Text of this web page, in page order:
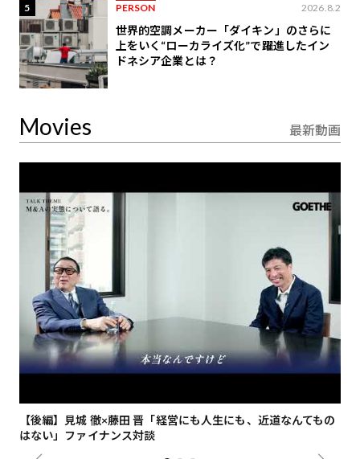
5 PERSON 2026.8.2
世界的空調メーカー「ダイキン」のさらに
上をいく“ローカライズ化”で躍進したイン
ドネシア企業とは？
Movies 最新動画
【後編】見城 徹×藤田 晋「経営にも人生にも、近道なんてもの
はない」ファイナンス対談